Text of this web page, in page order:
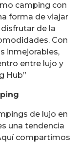
camping con
forma de viajar
de la
Con
inmejorables,
entre lujo y
Hub”
de lujo en
una tendencia
compartimos